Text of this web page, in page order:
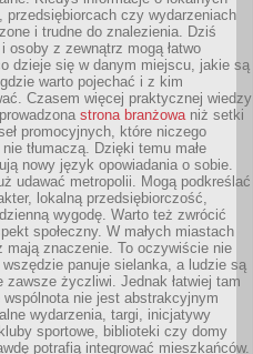
przedsiębiorcach czy wydarzeniach
i trudne do znalezienia. Dziś
osoby z zewnątrz mogą łatwo
dzieje się w danym miejscu, jakie są
warto pojechać i z kim
Czasem więcej praktycznej wiedzy
strona branżowaniż setki
promocyjnych, które niczego
tłumaczą. Dzięki temu małe
nowy język opowiadania o sobie.
udawać metropolii. Mogą podkreślać
lokalną przedsiębiorczość,
wygodę. Warto też zwrócić
społeczny. W małych miastach
mają znaczenie. To oczywiście nie
panuje sielanka, a ludzie są
zawsze życzliwi. Jednak łatwiej tam
nie jest abstrakcyjnym
wydarzenia, targi, inicjatywy
sportowe, biblioteki czy domy
potrafią integrować mieszkańców.